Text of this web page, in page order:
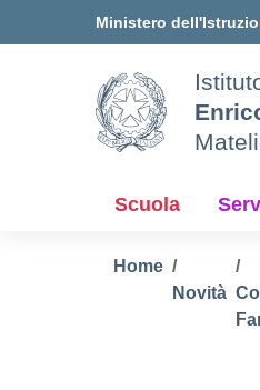
Ministero
Scuola
Home
Novità